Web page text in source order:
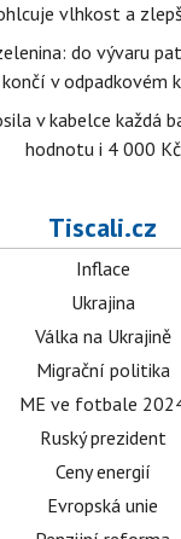
vlhkost a
do vývaru
končí v odpadkovém
v kabelce každá
hodnotu i 4 000 Kč
Tiscali.cz
Inflace
Ukrajina
Válka na Ukrajině
Migrační politika
ME ve fotbale
Ruský prezident
Ceny energií
Evropská unie